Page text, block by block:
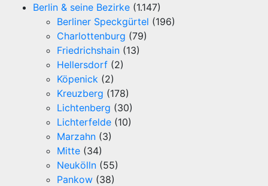
Berlin & seine Bezirke (1.147)
Berliner Speckgürtel (196)
Charlottenburg (79)
Friedrichshain (13)
Hellersdorf (2)
Köpenick (2)
Kreuzberg (178)
Lichtenberg (30)
Lichterfelde (10)
Marzahn (3)
Mitte (34)
Neukölln (55)
Pankow (38)